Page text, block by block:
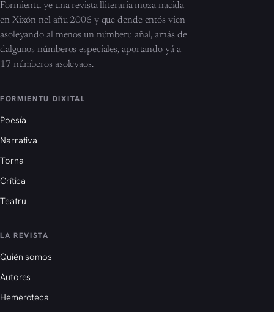
Formientu ye una revista lliteraria moza nacida
en Xixón nel añu 2006 y que dende entós vien
asoleyando al menos un númberu añal, amás de
dalgunos númberos especiales, aportando yá a
17 númberos asoleyaos.
FORMIENTU DIXITAL
Poesía
Narrativa
Torna
Crítica
Teatru
LA REVISTA
Quién somos
Autores
Hemeroteca